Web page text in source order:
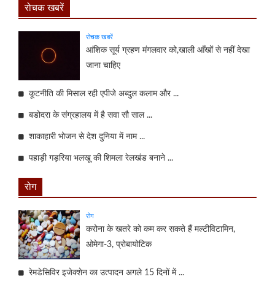
रोचक खबरें
रोचक खबरें
आंशिक सूर्य ग्रहण मंगलवार को,खाली आँखों से नहीं देखा
जाना चाहिए
कूटनीति की मिसाल रही एपीजे अब्दुल कलाम और ...
बडोदरा के संग्रहालय में है सवा सौ साल ...
शाकाहारी भोजन से देश दुनिया में नाम ...
पहाड़ी गड़रिया भलखू की शिमला रेलखंड बनाने ...
रोग
रोग
करोना के खतरे को कम कर सकते हैं मल्टीविटामिन,
ओमेगा-3, प्रोबायोटिक
रेमडेसिविर इजेक्शेन का उत्पादन अगले 15 दिनों में ...